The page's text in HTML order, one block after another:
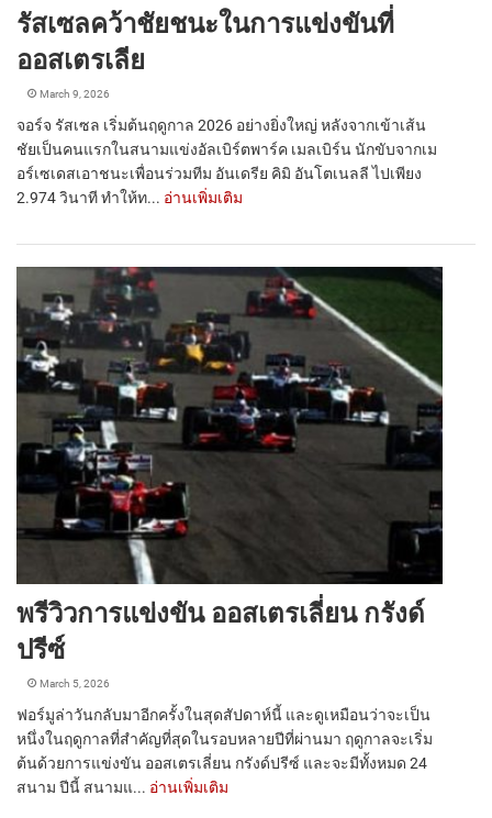
รัสเซลคว้าชัยชนะในการแข่งขันที่
ออสเตรเลีย
March 9, 2026
จอร์จ รัสเซล เริ่มต้นฤดูกาล 2026 อย่างยิ่งใหญ่ หลังจากเข้าเส้น
ชัยเป็นคนแรกในสนามแข่งอัลเบิร์ตพาร์ค เมลเบิร์น นักขับจากเม
อร์เซเดสเอาชนะเพื่อนร่วมทีม อันเดรีย คิมิ อันโตเนลลี ไปเพียง
2.974 วินาที ทำให้ท... อ่านเพิ่มเติม
พรีวิวการแข่งขัน ออสเตรเลี่ยน กรังด์
ปรีซ์
March 5, 2026
ฟอร์มูล่าวันกลับมาอีกครั้งในสุดสัปดาห์นี้ และดูเหมือนว่าจะเป็น
หนึ่งในฤดูกาลที่สำคัญที่สุดในรอบหลายปีที่ผ่านมา ฤดูกาลจะเริ่ม
ต้นด้วยการแข่งขัน ออสเตรเลี่ยน กรังด์ปรีซ์ และจะมีทั้งหมด 24
สนาม ปีนี้ สนามแ... อ่านเพิ่มเติม